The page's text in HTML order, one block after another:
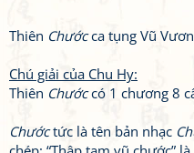
Thiên Chướcca tụng Vũ
Chú giải của Chu Hy:
Thiên Chướccó 1 chương 8
Chướctức là tên bản nhạc